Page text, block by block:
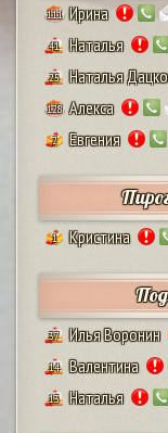
111 Ирина
41 Наталья
25 Наталья
128 Алекса
2 Евгения
1 Кристина
37 Илья Воронин
14 Валентина
13 Наталья